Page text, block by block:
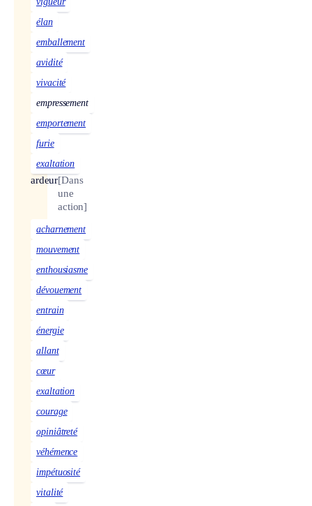
élan
emballement
avidité
vivacité
empressement
emportement
furie
exaltation
ardeur[Dans
une
action]
acharnement
mouvement
enthousiasme
dévouement
entrain
énergie
allant
cœur
exaltation
courage
opiniâtreté
véhémence
impétuosité
vitalité